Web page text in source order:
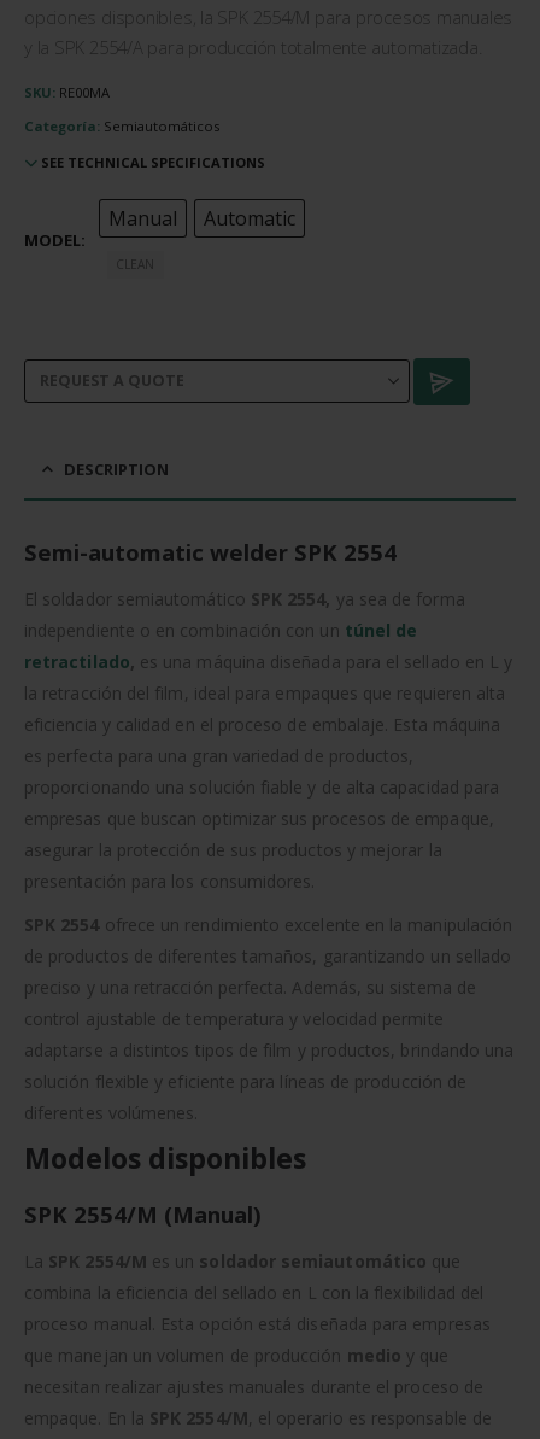
opciones disponibles, la SPK 2554/M para procesos manuales
y la SPK 2554/A para producción totalmente automatizada.
SKU: RE00MA
Categoría: Semiautomáticos
SEE TECHNICAL SPECIFICATIONS
MODEL
Manual Automatic
CLEAN
DESCRIPTION
Semi-automatic welder SPK 2554
El soldador semiautomático SPK 2554, ya sea de forma
independiente o en combinación con un túnel de
retractilado, es una máquina diseñada para el sellado en L y
la retracción del film, ideal para empaques que requieren alta
eficiencia y calidad en el proceso de embalaje. Esta máquina
es perfecta para una gran variedad de productos,
proporcionando una solución fiable y de alta capacidad para
empresas que buscan optimizar sus procesos de empaque,
asegurar la protección de sus productos y mejorar la
presentación para los consumidores.
SPK 2554ofrece un rendimiento excelente en la manipulación
de productos de diferentes tamaños, garantizando un sellado
preciso y una retracción perfecta. Además, su sistema de
control ajustable de temperatura y velocidad permite
adaptarse a distintos tipos de film y productos, brindando una
solución flexible y eficiente para líneas de producción de
diferentes volúmenes.
Modelos disponibles
SPK 2554/M (Manual)
La SPK 2554/M es un soldador semiautomático que
combina la eficiencia del sellado en L con la flexibilidad del
proceso manual. Esta opción está diseñada para empresas
que manejan un volumen de producción medio y que
necesitan realizar ajustes manuales durante el proceso de
empaque. En la SPK 2554/M, el operario es responsable de